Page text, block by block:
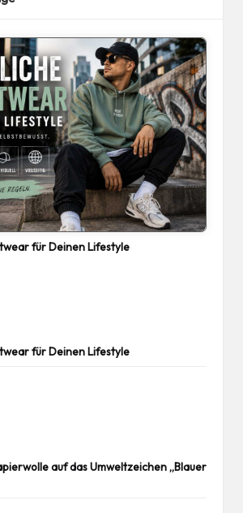
für Deinen Lifestyle
für Deinen Lifestyle
auf das Umweltzeichen „Blauer